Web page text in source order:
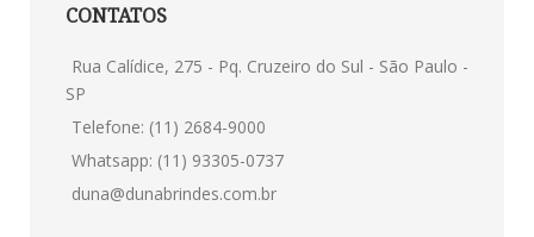
CONTATOS
Rua Calídice, 275 - Pq. Cruzeiro do Sul - São Paulo -
SP
Telefone: (11) 2684-9000
Whatsapp: (11) 93305-0737
duna@dunabrindes.com.br